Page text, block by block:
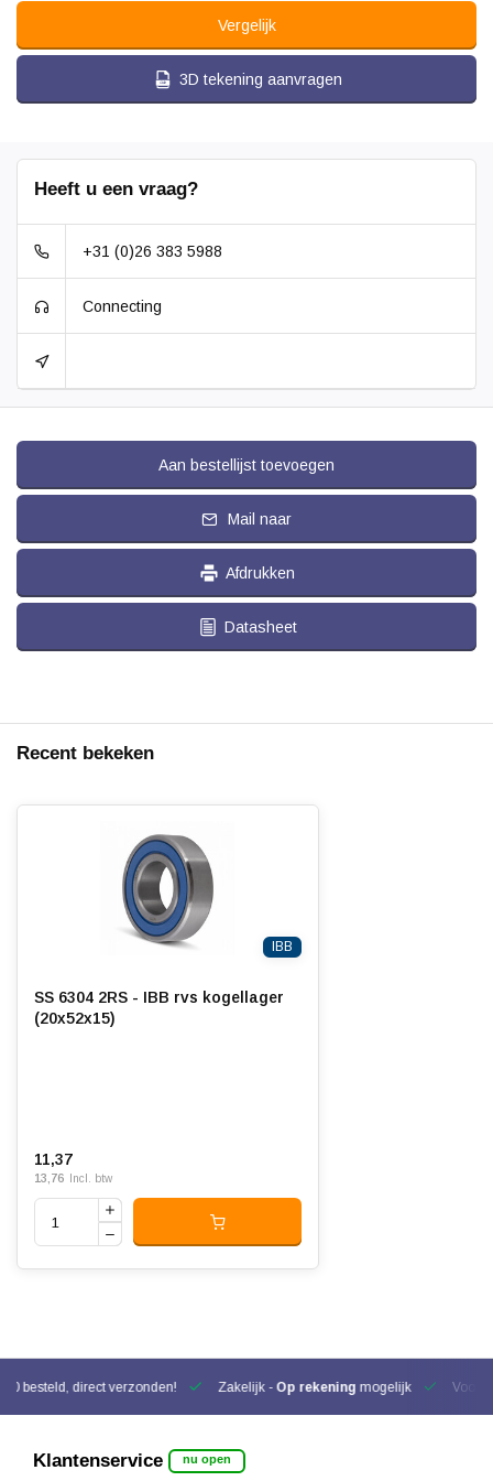
Vergelijk
3D tekening aanvragen
Heeft u een vraag?
+31 (0)26 383 5988
Connecting
Aan bestellijst toevoegen
Mail naar
Afdrukken
Datasheet
Recent bekeken
IBB
SS 6304 2RS - IBB rvs kogellager
(20x52x15)
11,37
13,76 Incl. btw
besteld, direct verzonden! Zakelijk - Op rekening mogelijk Voor
Klantenservice nu open